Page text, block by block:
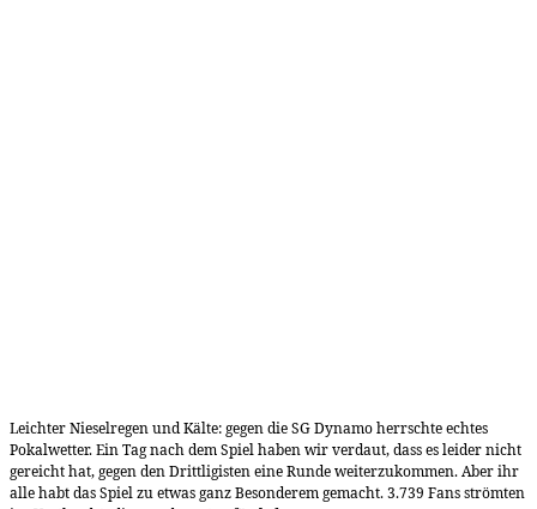
Leichter Nieselregen und Kälte: gegen die SG Dynamo herrschte echtes
Pokalwetter. Ein Tag nach dem Spiel haben wir verdaut, dass es leider nicht
gereicht hat, gegen den Drittligisten eine Runde weiterzukommen. Aber ihr
alle habt das Spiel zu etwas ganz Besonderem gemacht. 3.739 Fans strömten